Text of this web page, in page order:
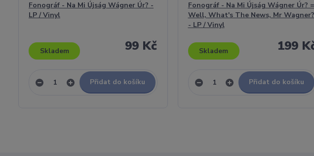
Fonográf - Na Mi Újság Wágner Úr? -
LP / Vinyl
99 Kč
Skladem
Přidat do košíku
Fonográf - Na Mi Újság Wágner Úr? =
Well, What's The News, Mr Wagner?
- LP / Vinyl
199
Skladem
Přidat do košíku